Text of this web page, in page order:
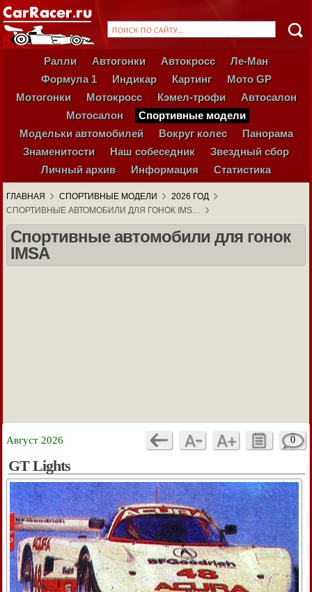
Ралли Автогонки Автокросс
Ле-Ман
Формула 1
Индикар Картинг
Мото GP
Мотогонки
Мотокросс Кэмел-трофи
Автосалон
Мотосалон
Спортивные модели
Модельки автомобилей
Вокруг колес
Панорама
Знаменитости
Наш собеседник
Звездный сбор
Личный архив
Информация Статистика
ГЛАВНАЯ СПОРТИВНЫЕ МОДЕЛИ
2026 ГОД
СПОРТИВНЫЕ АВТОМОБИЛИ ДЛЯ ГОНОК IMS…
Спортивные автомобили для гонок
IMSA
Август 2026 0
GT Lights